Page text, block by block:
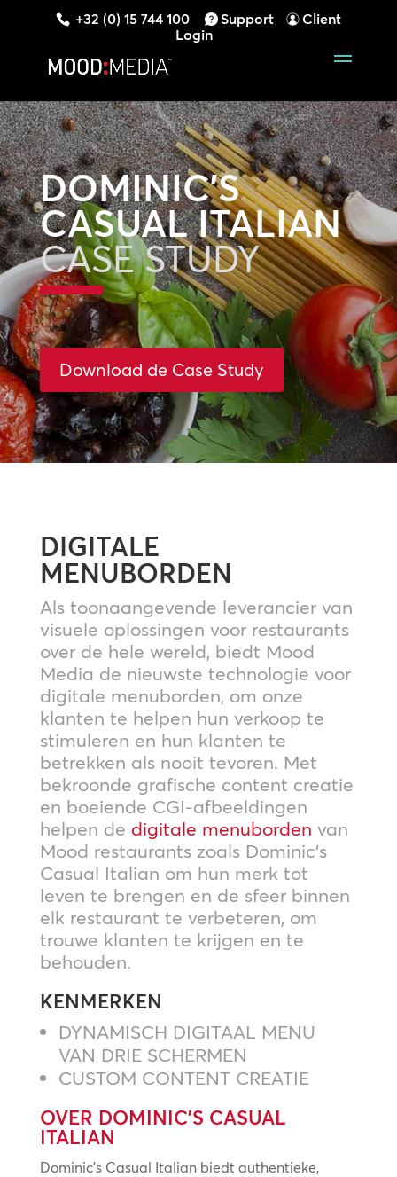
+32 (0) 15 744 100 Support
Client
Login
DOMINIC’S
CASUAL ITALIAN
CASE STUDY
Download de Case Study
DIGITALE
MENUBORDEN
Als toonaangevende leverancier van
visuele oplossingen voor restaurants
over de hele wereld, biedt Mood
Media de nieuwste technologie voor
digitale menuborden, om onze
klanten te helpen hun verkoop te
stimuleren en hun klanten te
betrekken als nooit tevoren. Met
bekroonde grafische content creatie
en boeiende CGI-afbeeldingen
helpen de digitale menuborden van
Mood restaurants zoals Dominic’s
Casual Italian om hun merk tot
leven te brengen en de sfeer binnen
elk restaurant te verbeteren, om
trouwe klanten te krijgen en te
behouden.
KENMERKEN
DYNAMISCH DIGITAAL MENU
VAN DRIE SCHERMEN
CUSTOM CONTENT CREATIE
OVER DOMINIC’S CASUAL
ITALIAN
Dominic’s Casual Italian biedt authentieke,